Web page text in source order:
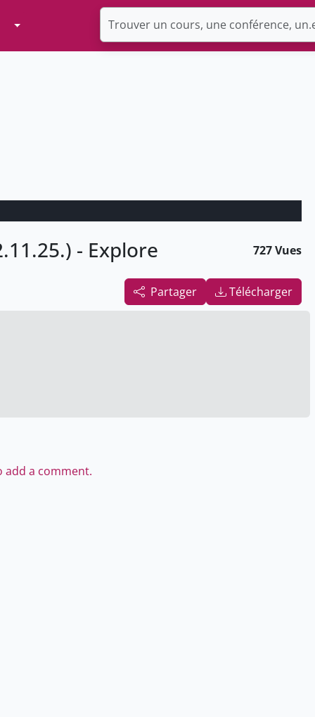
Toggle Dropdown
- Explore 727 Vues
Partager Télécharger
add a comment.